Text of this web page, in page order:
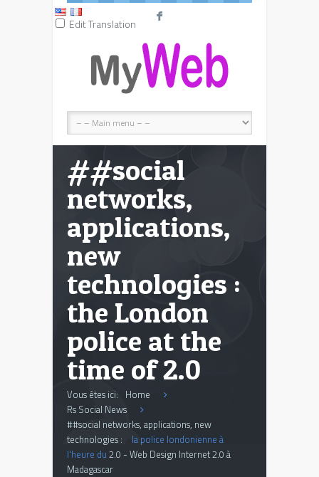
Edit Translation F
##social
networks,
applications,
new
technologies :
the London
police at the
time of 2.0
Vous êtes ici: Home
Rs Social News
##social networks, applications, new
technologies :
la police londonienne à
l'heure du 2.0 - Web Design Internet 2.0 à
Madagascar